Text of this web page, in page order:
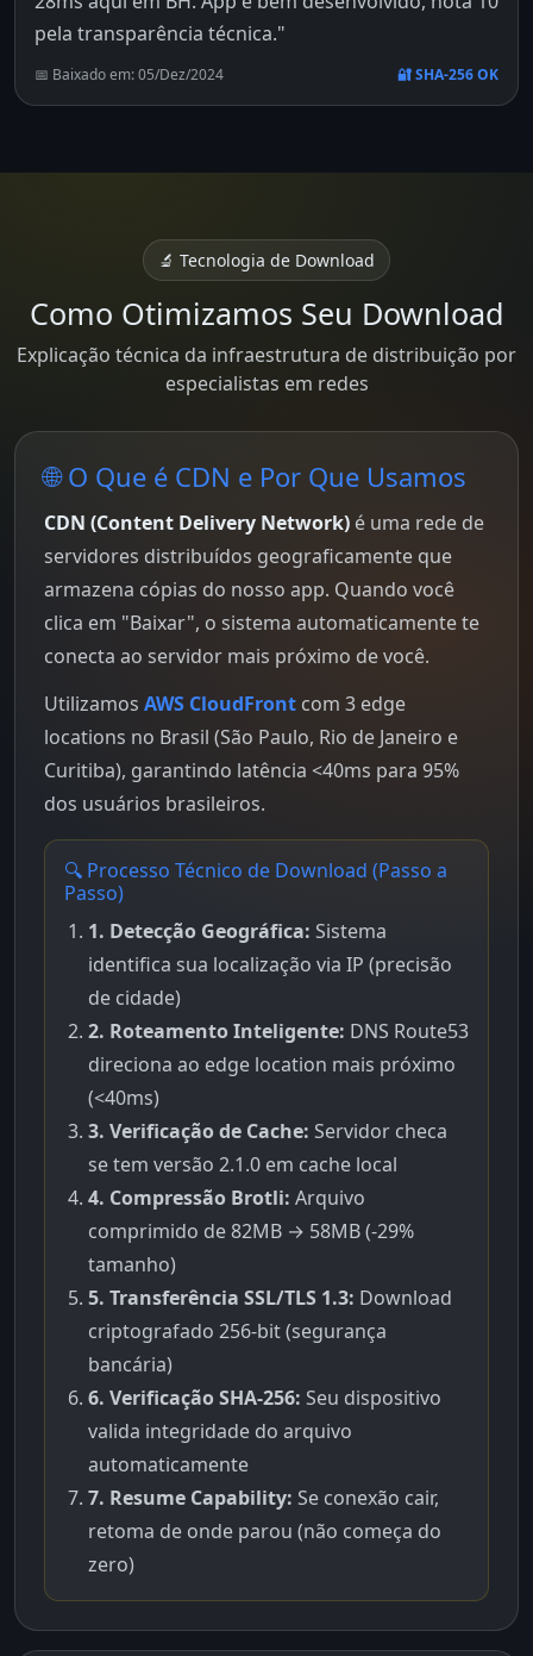
pela transparência técnica."
📅 Baixado em: 05/Dez/2024 🔐 SHA-256 OK
🔬 Tecnologia de Download
Como Otimizamos Seu Download
Explicação técnica da infraestrutura de distribuição por
especialistas em redes
🌐 O Que é CDN e Por Que Usamos
CDN (Content Delivery Network) é uma rede de
servidores distribuídos geograficamente que
armazena cópias do nosso app. Quando você
clica em "Baixar", o sistema automaticamente te
conecta ao servidor mais próximo de você.
Utilizamos AWS CloudFront com 3 edge
locations no Brasil (São Paulo, Rio de Janeiro e
Curitiba), garantindo latência <40ms para 95%
dos usuários brasileiros.
🔍 Processo Técnico de Download (Passo a
Passo)
1. Detecção Geográfica: Sistema
identifica sua localização via IP (precisão
de cidade)
2. Roteamento Inteligente: DNS Route53
direciona ao edge location mais próximo
(<40ms)
3. Verificação de Cache: Servidor checa
se tem versão 2.1.0 em cache local
4. Compressão Brotli: Arquivo
comprimido de 82MB → 58MB (-29%
tamanho)
5. Transferência SSL/TLS 1.3: Download
criptografado 256-bit (segurança
bancária)
6. Verificação SHA-256: Seu dispositivo
valida integridade do arquivo
automaticamente
7. Resume Capability: Se conexão cair,
retoma de onde parou (não começa do
zero)